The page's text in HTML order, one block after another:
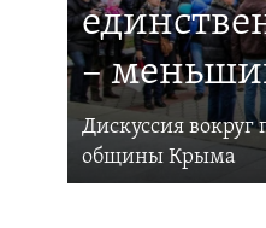
–
Дискуссия
общины Крыма